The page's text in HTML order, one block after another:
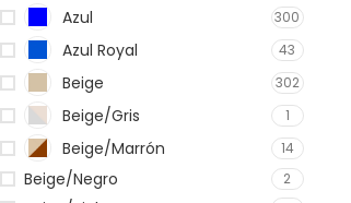
Azul 300
Azul Royal 43
Beige 302
Beige/Gris 1
Beige/Marrón 14
Beige/Negro 2